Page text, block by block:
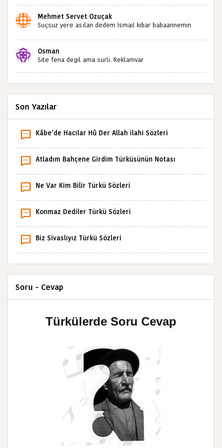
Mehmet Servet Özuçak
Suçsuz yere asılan dedem İsmail kibar babaannemin
Osman
Site fena degil ama surli. Reklamvar
Son Yazılar
Kâbe’de Hacılar Hû Der Allah ilahi Sözleri
Atladım Bahçene Girdim Türküsünün Notası
Ne Var Kim Bilir Türkü Sözleri
Konmaz Dediler Türkü Sözleri
Biz Sivaslıyız Türkü Sözleri
Soru - Cevap
Türkülerde Soru Cevap